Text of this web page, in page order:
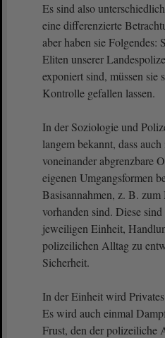
Es sind also
eine differenzierte
aber haben sie Folgendes:
Eliten unserer
exponiert sind, müssen sie
Kontrolle gefallen lassen.
In der Soziologie und
langem bekannt, dass
voneinander abgrenzbare
eigenen Umgangsformen
Basisannahmen, z. B.
vorhanden sind. Diese
jeweiligen Einheit,
polizeilichen Alltag zu
Sicherheit.
In der Einheit wird
Es wird auch einmal
Frust, den der polizeiliche